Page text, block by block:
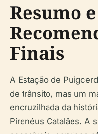
Resumo e
Finais
A Estação de
de trânsito, mas um
encruzilhada da
Pirenéus Catalães. A